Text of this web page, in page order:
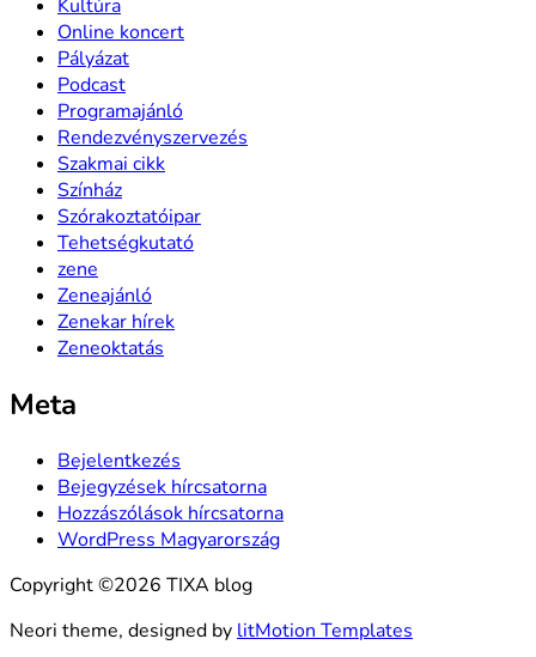
Kultúra
Online koncert
Pályázat
Podcast
Programajánló
Rendezvényszervezés
Szakmai cikk
Színház
Szórakoztatóipar
Tehetségkutató
zene
Zeneajánló
Zenekar hírek
Zeneoktatás
Meta
Bejelentkezés
Bejegyzések hírcsatorna
Hozzászólások hírcsatorna
WordPress Magyarország
Copyright ©2026 TIXA blog
Neori theme, designed by litMotion Templates